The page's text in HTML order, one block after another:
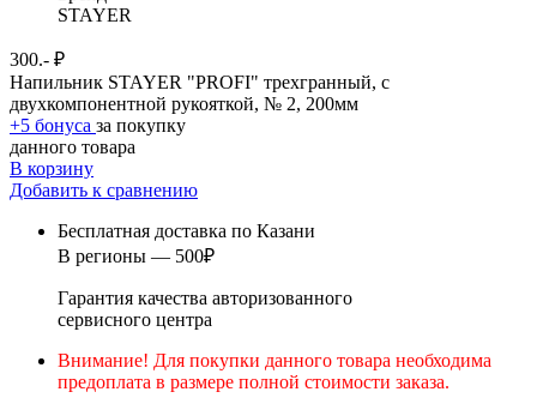
STAYER
300.- ₽
Напильник STAYER "PROFI" трехгранный, с
двухкомпонентной рукояткой, № 2, 200мм
+5 бонуса за покупку
данного товара
В корзину
Добавить к сравнению
Бесплатная доставка по Казани
В регионы — 500₽
Гарантия качества авторизованного
сервисного центра
Внимание! Для покупки данного товара необходима
предоплата в размере полной стоимости заказа.